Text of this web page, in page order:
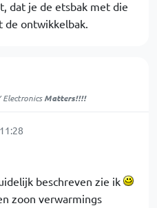
dat je de etsbak met die
de ontwikkelbak.
ElectronicsMatters!!!!
beschreven zie ik
zoon verwarmings